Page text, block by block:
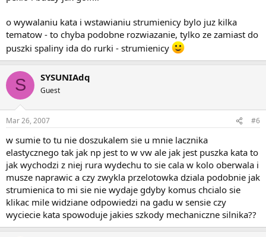
o wywalaniu kata i wstawianiu strumienicy bylo juz kilka
tematow - to chyba podobne rozwiazanie, tylko ze zamiast do
puszki spaliny ida do rurki - strumienicy
S SYSUNIAdq
Guest
Mar 26, 2007 #6
w sumie to tu nie doszukalem sie u mnie lacznika
elastycznego tak jak np jest to w vw ale jak jest puszka kata to
jak wychodzi z niej rura wydechu to sie cala w kolo oberwala i
musze naprawic a czy zwykla przelotowka dziala podobnie jak
strumienica to mi sie nie wydaje gdyby komus chcialo sie
klikac mile widziane odpowiedzi na gadu w sensie czy
wyciecie kata spowoduje jakies szkody mechaniczne silnika??